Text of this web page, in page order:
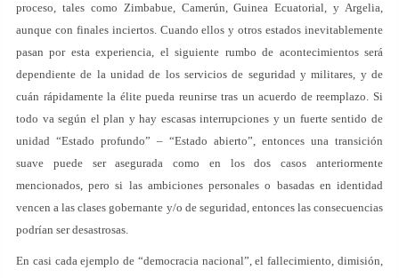
proceso, tales como Zimbabue, Camerún, Guinea Ecuatorial, y Argelia,
aunque con finales inciertos. Cuando ellos y otros estados inevitablemente
pasan por esta experiencia, el siguiente rumbo de acontecimientos será
dependiente de la unidad de los servicios de seguridad y militares, y de
cuán rápidamente la élite pueda reunirse tras un acuerdo de reemplazo. Si
todo va según el plan y hay escasas interrupciones y un fuerte sentido de
unidad “Estado profundo” – “Estado abierto”, entonces una transición
suave puede ser asegurada como en los dos casos anteriormente
mencionados, pero si las ambiciones personales o basadas en identidad
vencen a las clases gobernante y/o de seguridad, entonces las consecuencias
podrían ser desastrosas.
En casi cada ejemplo de “democracia nacional”, el fallecimiento, dimisión,